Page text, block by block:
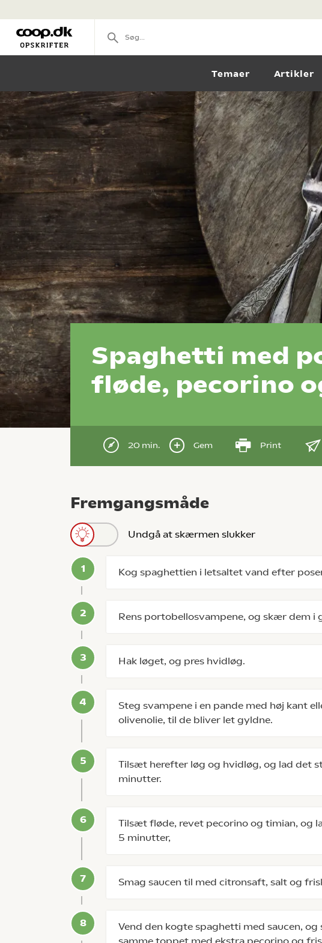
Temaer Artikler
Spaghetti med
fløde, pecorino
20 min. Gem Print
Fremgangsmåde
Undgå at skærmen slukker
Kog spaghettien i letsaltet vand efter
Rens portobellosvampene, og skær dem i
Hak løget, og pres hvidløg.
Steg svampene i en pande med høj kant
olivenolie, til de bliver let gyldne.
Tilsæt herefter løg og hvidløg, og lad det
minutter.
Tilsæt fløde, revet pecorino og timian, og
5 minutter,
Smag saucen til med citronsaft, salt og
Vend den kogte spaghetti med saucen,